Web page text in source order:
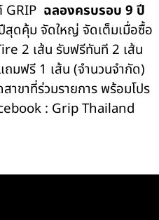
ฉลองครบรอบ 9 ปี
ดคุ้ม จัดใหญ่ จัดเต็มเมื่อซื้อ
2 เส้น รับฟรีทันที 2 เส้น
ถมฟรี 1 เส้น (จำนวนจำกัด)
าขาที่ร่วมรายการ พร้อมโปร
: Grip Thailand